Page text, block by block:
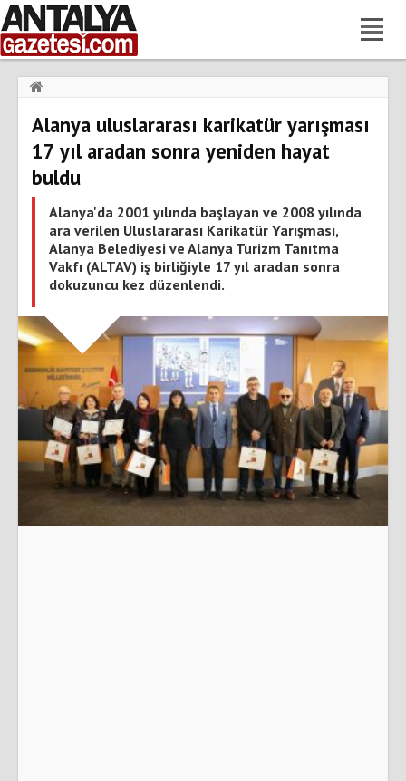
Alanya uluslararası karikatür yarışması 17 yıl aradan sonra
yeniden hayat buldu
Alanya uluslararası karikatür yarışması
17 yıl aradan sonra yeniden hayat
buldu
Alanya'da 2001 yılında başlayan ve 2008 yılında
ara verilen Uluslararası Karikatür Yarışması,
Alanya Belediyesi ve Alanya Turizm Tanıtma
Vakfı (ALTAV) iş birliğiyle 17 yıl aradan sonra
dokuzuncu kez düzenlendi.